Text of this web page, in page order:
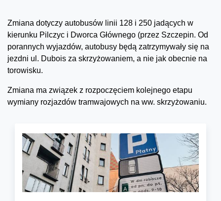
Zmiana dotyczy autobusów linii 128 i 250 jadących w
kierunku Pilczyc i Dworca Głównego (przez Szczepin. Od
porannych wyjazdów, autobusy będą zatrzymywały się na
jezdni ul. Dubois za skrzyżowaniem, a nie jak obecnie na
torowisku.
Zmiana ma związek z rozpoczęciem kolejnego etapu
wymiany rozjazdów tramwajowych na ww. skrzyżowaniu.